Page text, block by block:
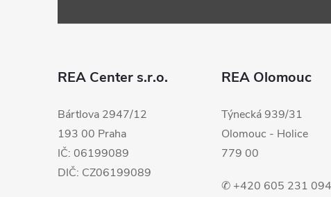
REA Center s.r.o.
Bártlova 2947/12
193 00 Praha
IČ: 06199089
DIČ: CZ06199089
REA Olomouc
Týnecká 939/31
Olomouc - Holice
779 00
✆ +420 605 231 094